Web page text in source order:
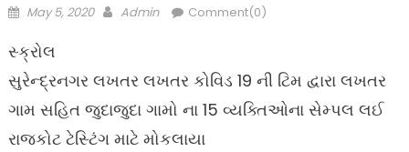
Posted
May 5, 2020 Author
Admin Comment(0)
સ્ક્રોલ
સુરેન્દ્રનગર લખતર લખતર કોવિડ 19 ની ટિમ દ્વારા લખતર
ગામ સહિત જુદાજુદા ગામો ના 15 વ્યક્તિઓના સેમ્પલ લઈ
રાજકોટ ટેસ્ટિંગ માટે મોકલાયા